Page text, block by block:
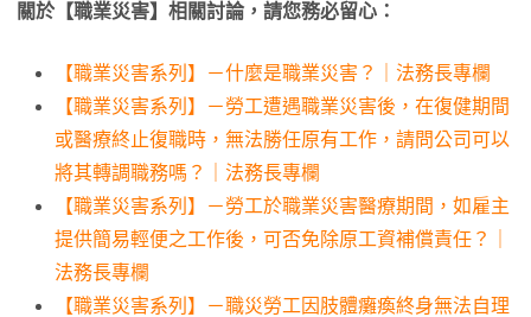
關於【職業災害】相關討論，請您務必留心：
【職業災害系列】－什麼是職業災害？｜法務長專欄
【職業災害系列】－勞工遭遇職業災害後，在復健期間
或醫療終止復職時，無法勝任原有工作，請問公司可以
將其轉調職務嗎？｜法務長專欄
【職業災害系列】－勞工於職業災害醫療期間，如雇主
提供簡易輕便之工作後，可否免除原工資補償責任？｜
法務長專欄
【職業災害系列】－職災勞工因肢體癱瘓終身無法自理